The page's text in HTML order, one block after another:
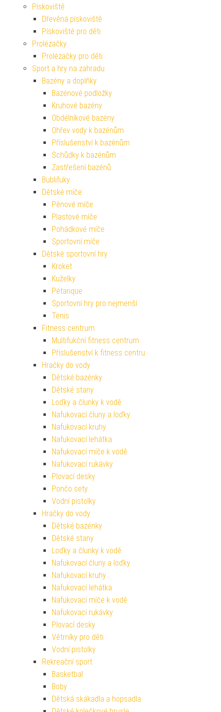
Pískoviště
Dřevěná pískoviště
Pískoviště pro děti
Prolézačky
Prolézačky pro děti
Sport a hry na zahradu
Bazény a doplňky
Bazénové podložky
Kruhové bazény
Obdélníkové bazény
Ohřev vody k bazénům
Příslušenství k bazénům
Schůdky k bazénům
Zastřešení bazénů
Bublifuky
Dětské míče
Pěnové míče
Plastové míče
Pohádkové míče
Sportovní míče
Dětské sportovní hry
Kroket
Kuželky
Pétanque
Sportovní hry pro nejmenší
Tenis
Fitness centrum
Multifukční fitness centrum
Příslušenství k fitness centru
Hračky do vody
Dětské bazénky
Dětské stany
Loďky a člunky k vodě
Nafukovací čluny a loďky
Nafukovací kruhy
Nafukovací lehátka
Nafukovací míče k vodě
Nafukovací rukávky
Plovací desky
Pončo sety
Vodní pistolky
Hračky do vody
Dětské bazénky
Dětské stany
Loďky a člunky k vodě
Nafukovací čluny a loďky
Nafukovací kruhy
Nafukovací lehátka
Nafukovací míče k vodě
Nafukovací rukávky
Plovací desky
Větrníky pro děti
Vodní pistolky
Rekreační sport
Basketbal
Boby
Dětská skákadla a hopsadla